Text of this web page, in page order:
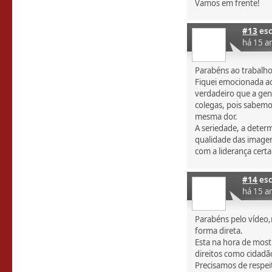
Vamos em frente!
#13
há 15
Parabéns ao
Fiquei emocionada
verdadeiro que a
colegas, pois
mesma dor.
A seriedade, a
qualidade das
com a liderança
#14
há 15
Parabéns pelo
forma direta.
Esta na hora de
direitos como
Precisamos de